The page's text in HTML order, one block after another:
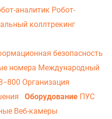
аналитик Робот-
коллтрекинг
безопасность
номера Международный
Организация
Оборудование ПУС
Веб-камеры